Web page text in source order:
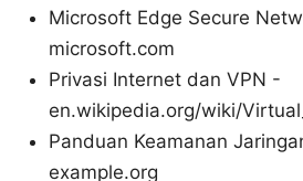
Microsoft Edge Secure
microsoft.com
Privasi Internet dan VPN -
en.wikipedia.org/wiki/
Panduan Keamanan
example.org